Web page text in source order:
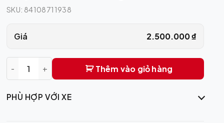
SKU: 84108711938
Giá 2.500.000₫
Cổng Sạc Đôi USB Type C | Chính Hãng BMW quantity
Thêm vào giỏ hàng
PHÙ HỢP VỚI XE